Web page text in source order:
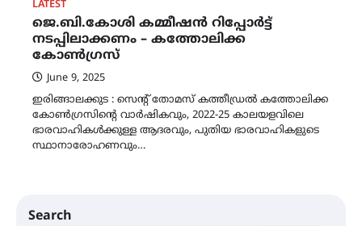
LATEST
ജെ.ബി.കോശി കമ്മീഷൻ റിപ്പോർട്ട്
നടപ്പിലാക്കണം – കത്തോലിക്ക
കോൺഗ്രസ്
June 9, 2025
ഇരിങ്ങാലക്കുട : സെന്റ് തോമസ് കത്തീഡ്രൽ കത്തോലിക്ക
കോൺഗ്രസിന്റെ വാർഷികവും, 2022-25 കാലയളവിലെ
ഭാരവാഹികൾക്കുള്ള ആദരവും, പുതിയ ഭാരവാഹികളുടെ
സ്ഥാനാരോഹണവും…
Search